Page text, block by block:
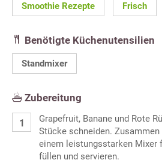
Smoothie Rezepte Frisch
Benötigte Küchenutensilien
Standmixer
Zubereitung
Grapefruit, Banane und Rote
Stücke schneiden.
einem leistungsstarken Mixer
füllen und servieren.